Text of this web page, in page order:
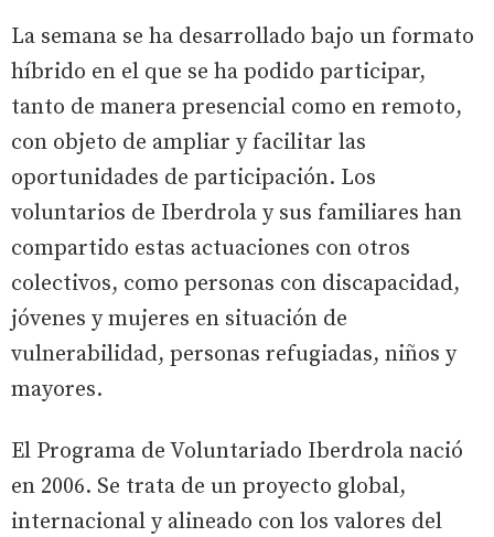
La semana se ha desarrollado bajo un formato
híbrido en el que se ha podido participar,
tanto de manera presencial como en remoto,
con objeto de ampliar y facilitar las
oportunidades de participación. Los
voluntarios de Iberdrola y sus familiares han
compartido estas actuaciones con otros
colectivos, como personas con discapacidad,
jóvenes y mujeres en situación de
vulnerabilidad, personas refugiadas, niños y
mayores.
El Programa de Voluntariado Iberdrola nació
en 2006. Se trata de un proyecto global,
internacional y alineado con los valores del